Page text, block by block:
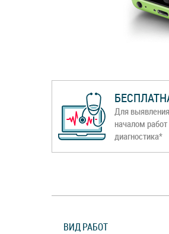
Для
началом
диагностика*
ВИД РАБОТ